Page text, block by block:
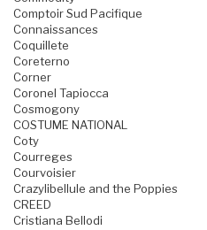
Comptoir Sud Pacifique
Connaissances
Coquillete
Coreterno
Corner
Coronel Tapiocca
Cosmogony
COSTUME NATIONAL
Coty
Courreges
Courvoisier
Crazylibellule and the Poppies
CREED
Cristiana Bellodi